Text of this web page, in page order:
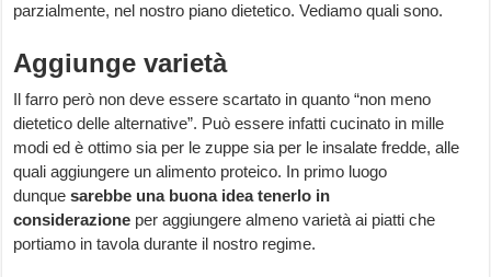
parzialmente, nel nostro piano dietetico. Vediamo quali sono.
Aggiunge varietà
Il farro però non deve essere scartato in quanto “non meno
dietetico delle alternative”. Può essere infatti cucinato in mille
modi ed è ottimo sia per le zuppe sia per le insalate fredde, alle
quali aggiungere un alimento proteico. In primo luogo
dunquesarebbe una buona idea tenerlo in
considerazione per aggiungere almeno varietà ai piatti che
portiamo in tavola durante il nostro regime.